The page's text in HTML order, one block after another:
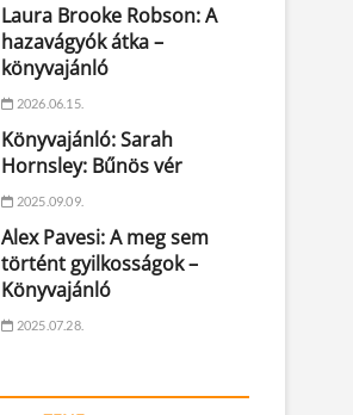
Laura Brooke Robson: A
hazavágyók átka –
könyvajánló
2026.06.15.
Könyvajánló: Sarah
Hornsley: Bűnös vér
2025.09.09.
Alex Pavesi: A meg sem
történt gyilkosságok –
Könyvajánló
2025.07.28.